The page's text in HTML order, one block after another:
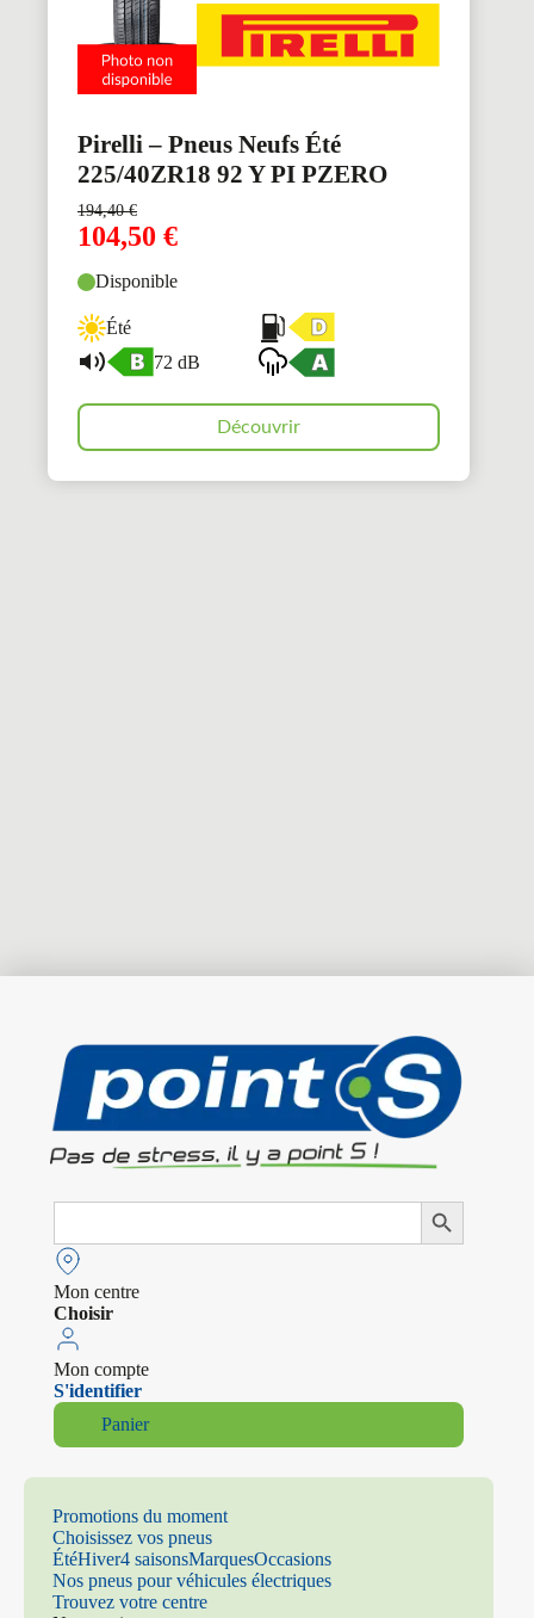
Pirelli – Pneus Neufs Été
225/40ZR18 92 Y PI PZERO
194,40€
104,50 €
Disponible
Été
72 dB
Découvrir
Search
Search Button
Mon centre
Choisir
Mon compte
S'identifier
Panier
Promotions du moment
Choisissez vos pneus
ÉtéHiver4 saisonsMarquesOccasions
Nos pneus pour véhicules électriques
Trouvez votre centre